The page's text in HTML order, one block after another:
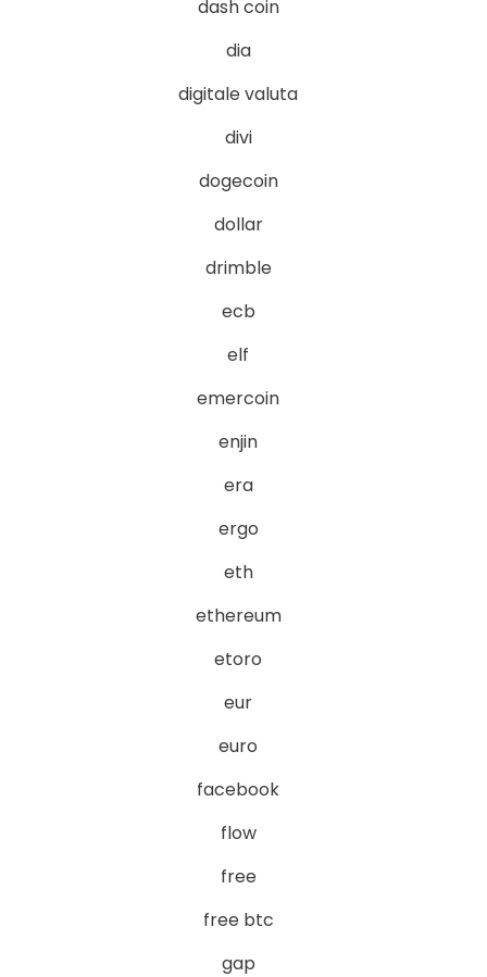
dash coin
dia
digitale valuta
divi
dogecoin
dollar
drimble
ecb
elf
emercoin
enjin
era
ergo
eth
ethereum
etoro
eur
euro
facebook
flow
free
free btc
gap